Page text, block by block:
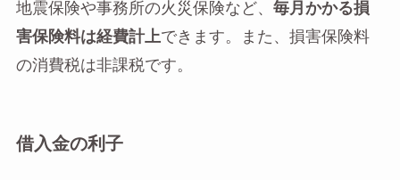
地震保険や事務所の火災保険など、 毎月かかる損
害保険料は経費計上できます。また、損害保険料
の消費税は非課税です。
借入金の利子